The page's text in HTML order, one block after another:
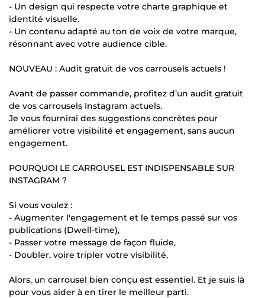
- Un design qui respecte votre charte graphique et
identité visuelle.
- Un contenu adapté au ton de voix de votre marque,
résonnant avec votre audience cible.
NOUVEAU : Audit gratuit de vos carrousels actuels !
Avant de passer commande, profitez d’un audit gratuit
de vos carrousels Instagram actuels.
Je vous fournirai des suggestions concrètes pour
améliorer votre visibilité et engagement, sans aucun
engagement.
POURQUOI LE CARROUSEL EST INDISPENSABLE SUR
INSTAGRAM ?
Si vous voulez :
- Augmenter l'engagement et le temps passé sur vos
publications (Dwell-time),
- Passer votre message de façon fluide,
- Doubler, voire tripler votre visibilité,
Alors, un carrousel bien conçu est essentiel. Et je suis là
pour vous aider à en tirer le meilleur parti.